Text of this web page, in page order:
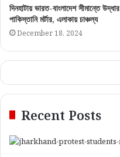
দিনহাটায় ভারত-বাংলাদেশ সীমান্তে উদ্ধার
পাকিস্তানি মর্টার, এলাকায় চাঞ্চল্য
December 18, 2024
Recent Posts